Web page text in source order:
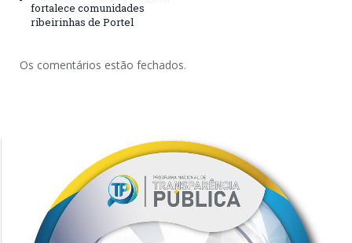
fortalece comunidades
ribeirinhas de Portel
Os comentários estão fechados.